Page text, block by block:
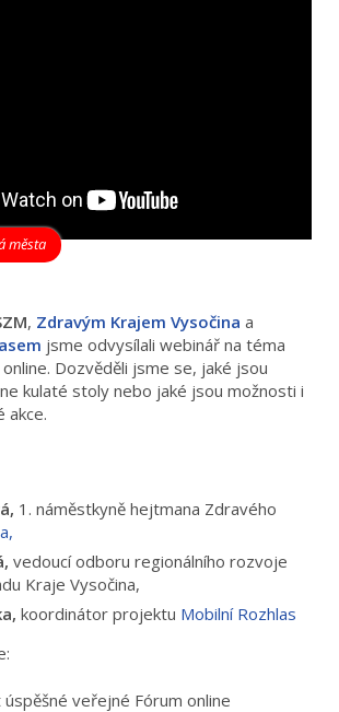
města
, Zdravým Krajem Vysočina a
jsme odvysílali webinář na téma
Dozvěděli jsme se, jaké jsou
kulaté stoly nebo jaké jsou možnosti i
akce.
1. náměstkyně hejtmana Zdravého
vedoucí odboru regionálního rozvoje
Kraje Vysočina,
koordinátor projektu Mobilní Rozhlas
úspěšné veřejné Fórum online